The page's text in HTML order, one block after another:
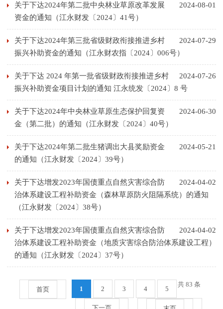
2024-08-01
关于下达2024年第二批中央林业草原改革发展
资金的通知（江永财发〔2024〕41号）
2024-07-29
关于下达2024年第三批省级财政衔接推进乡村
振兴补助资金的通知（江永财农指〔2024〕006号）
2024-07-26
关于下达 2024 年第一批省级财政衔接推进乡村
振兴补助资金项目计划的通知 江永统发〔2024〕8 号
2024-06-30
关于下达2024年中央林业草原生态保护回复资
金（第二批）的通知（江永财发〔2024〕40号）
2024-05-21
关于下达2024年第二批生猪调出大县奖励资金
的通知（江永财发〔2024〕39号）
2024-04-02
关于下达增发2023年国债重点自然灾害综合防
治体系建设工程补助资金（森林草原防火阻隔系统）的通知
（江永财发〔2024〕38号）
2024-04-02
关于下达增发2023年国债重点自然灾害综合防
治体系建设工程补助资金（地质灾害综合防治体系建设工程）
的通知（江永财发〔2024〕37号）
首页 1 2 3 4 5
共 83 条